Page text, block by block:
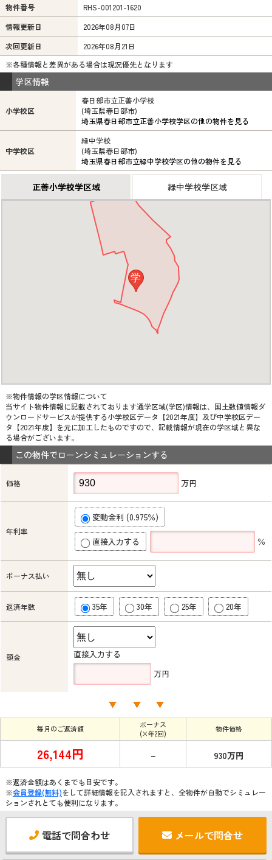
物件番号
RHS-001201-1620
情報更新日
2026年08月07日
次回更新日
2026年08月21日
※各種情報と差異がある場合は現況優先となります
学区情報
小学校区
春日部市立正善小学校
(埼玉県春日部市)
埼玉県春日部市立正善小学校学区の他の物件を見る
中学校区
緑中学校
(埼玉県春日部市)
埼玉県春日部市立緑中学校学区の他の物件を見る
正善小学校学区域 緑中学校学区域
学
※物件情報の学区情報について
当サイト物件情報に記載されております通学区域(学区)情報は、国土数値情報ダ
ウンロードサービスが提供する小学校区データ【2021年度】及び中学校区デー
タ【2021年度】を元に加工したものですので、記載情報が現在の学区域と異な
る場合がございます。
この物件でローンシミュレーションする
価格 万円
年利率
変動金利 (0.975％)
直接入力する ％
ボーナス払い
返済年数 35年 30年 25年 20年
頭金
直接入力する
万円
毎月のご返済額
ボーナス
(×年2回)
物件価格
26,144円 － 930万円
※返済金額はあくまでも目安です。
※会員登録(無料)をして詳細情報を記入されますと、全物件が自動でシミュレー
ションされとても便利になります。
電話で問合わせ メールで問合せ